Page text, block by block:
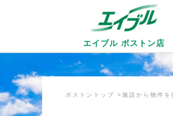
エイブル ボストン店
ボストントップ 施設から物件を